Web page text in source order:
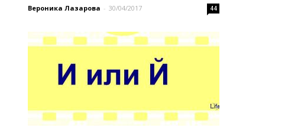
Вероника Лазарова - 30/04/2017 44